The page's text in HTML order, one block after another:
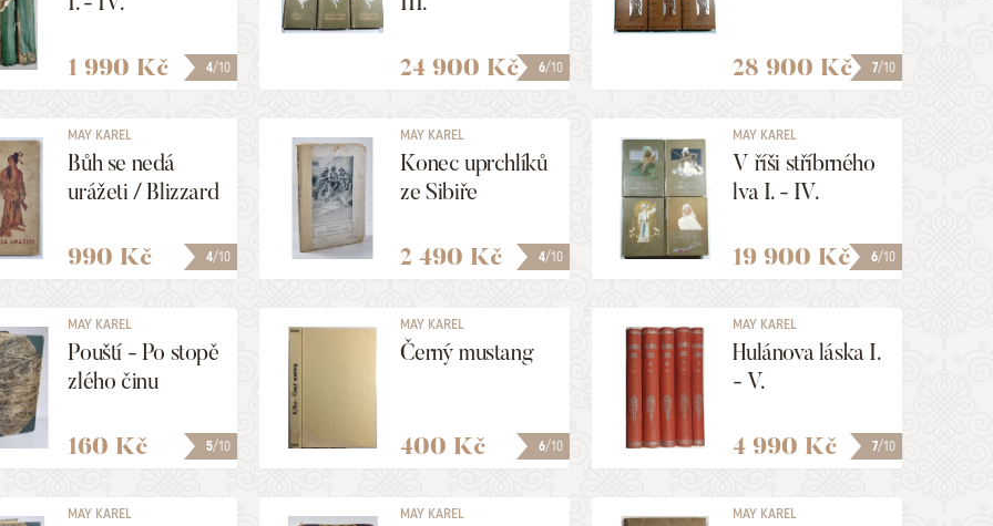
4/10
1 990 Kč 6/10
24 900 Kč 7/10
28 900 Kč
4/10
MAY KAREL
Bůh se nedá
urážeti / Blizzard
990 Kč 4/10
MAY KAREL
Konec uprchlíků
ze Sibiře
2 490 Kč 6/10
MAY KAREL
V říši stříbrného
lva I. - IV.
19 900 Kč
5/10
MAY KAREL
Pouští - Po stopě
zlého činu
160 Kč 6/10
MAY KAREL
Černý mustang
400 Kč 7/10
MAY KAREL
Hulánova láska I.
- V.
4 990 Kč
MAY KAREL MAY KAREL MAY KAREL